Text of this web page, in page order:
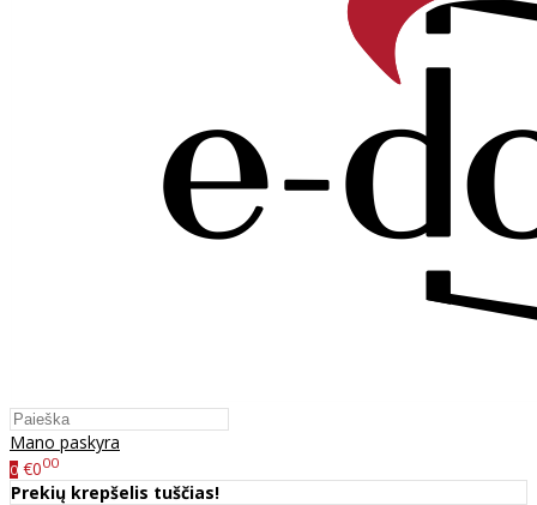
Mano paskyra
0 €000
Prekių krepšelis tuščias!